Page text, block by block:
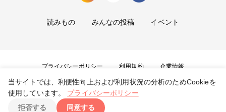
読みもの みんなの投稿 イベント
プライバシーポリシー 利用規約 企業情報
お問い合わせ
Copyright ©2026tryangle Co., Ltd. All Rights Reserved.
当サイトでは、利便性向上および利用状況の分析のためCookieを
使用しています。
プライバシーポリシー
拒否する
同意する